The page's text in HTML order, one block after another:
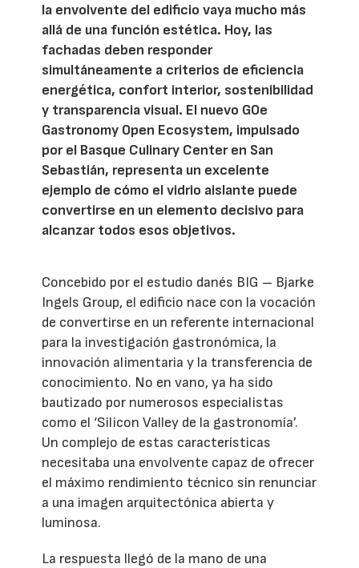
la envolvente del edificio vaya mucho más
allá de una función estética. Hoy, las
fachadas deben responder
simultáneamente a criterios de eficiencia
energética, confort interior, sostenibilidad
y transparencia visual. El nuevo GOe
Gastronomy Open Ecosystem, impulsado
por el Basque Culinary Center en San
Sebastián, representa un excelente
ejemplo de cómo el vidrio aislante puede
convertirse en un elemento decisivo para
alcanzar todos esos objetivos.
Concebido por el estudio danés BIG – Bjarke
Ingels Group, el edificio nace con la vocación
de convertirse en un referente internacional
para la investigación gastronómica, la
innovación alimentaria y la transferencia de
conocimiento. No en vano, ya ha sido
bautizado por numerosos especialistas
como el ‘Silicon Valley de la gastronomía’.
Un complejo de estas características
necesitaba una envolvente capaz de ofrecer
el máximo rendimiento técnico sin renunciar
a una imagen arquitectónica abierta y
luminosa.
La respuesta llegó de la mano de una